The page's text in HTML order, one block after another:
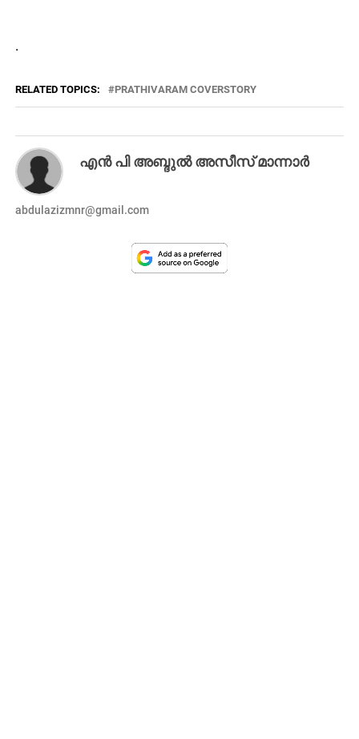
.
RELATED TOPICS: PRATHIVARAM COVERSTORY
എൻ പി അബ്ദുൽ അസീസ് മാന്നാർ
abdulazizmnr@gmail.com